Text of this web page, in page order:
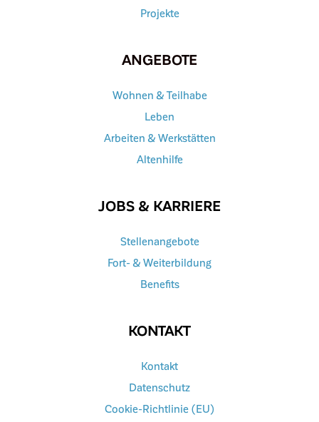
Projekte
ANGEBOTE
Wohnen & Teilhabe
Leben
Arbeiten & Werkstätten
Altenhilfe
JOBS & KARRIERE
Stellenangebote
Fort- & Weiterbildung
Benefits
KONTAKT
Kontakt
Datenschutz
Cookie-Richtlinie (EU)